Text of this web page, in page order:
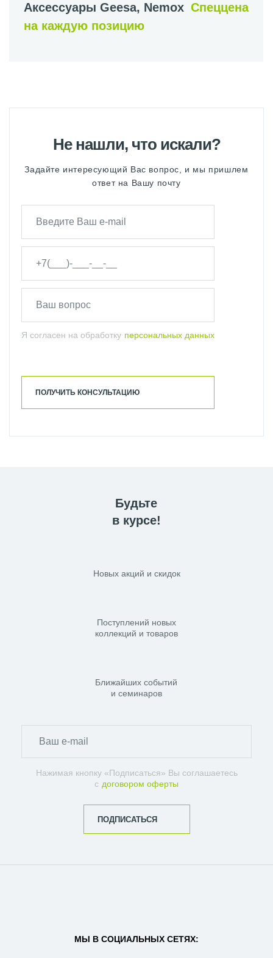
Аксессуары Geesa, Nemox Спеццена
на каждую позицию
Не нашли, что искали?
Задайте интересующий Вас вопрос, и мы пришлем
ответ на Вашу почту
Я согласен на обработку персональных данных
ПОЛУЧИТЬ КОНСУЛЬТАЦИЮ
Будьте
в курсе!
Новых акций и скидок
Поступлений новых
коллекций и товаров
Ближайших событий
и семинаров
Нажимая кнопку «Подписаться» Вы соглашаетесь
с договором оферты
ПОДПИСАТЬСЯ
МЫ В СОЦИАЛЬНЫХ СЕТЯХ: